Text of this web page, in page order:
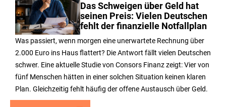
Das Schweigen über Geld hat
seinen Preis: Vielen Deutschen
fehlt der finanzielle Notfallplan
Was passiert, wenn morgen eine unerwartete Rechnung über
2.000 Euro ins Haus flattert? Die Antwort fällt vielen Deutschen
schwer. Eine aktuelle Studie von Consors Finanz zeigt: Vier von
fünf Menschen hätten in einer solchen Situation keinen klaren
Plan. Gleichzeitig fehlt häufig der offene Austausch über Geld.